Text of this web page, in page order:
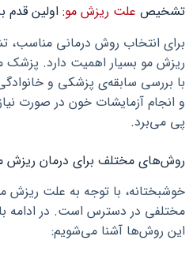
تشخیص علت ریزش مو: اولین قدم
برای انتخاب روش درمانی
ریزش مو بسیار اهمیت دارد.
با بررسی سابقه‌ی پزشکی و
و انجام آزمایشات خون در صورت
پی می‌برد.
روش‌های مختلف برای درمان ریزش
خوشبختانه، با توجه به علت ریزش
مختلفی در دسترس است. در ادامه
این روش‌ها آشنا می‌شویم: